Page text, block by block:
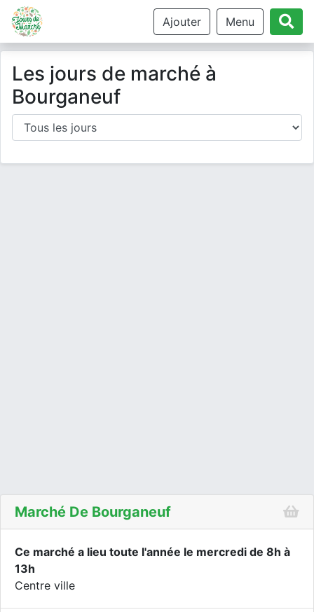
Ajouter Menu
Les jours de marché à
Bourganeuf
Marché De Bourganeuf
Ce marché a lieu toute l'année le mercredi de 8h à
13h
Centre ville